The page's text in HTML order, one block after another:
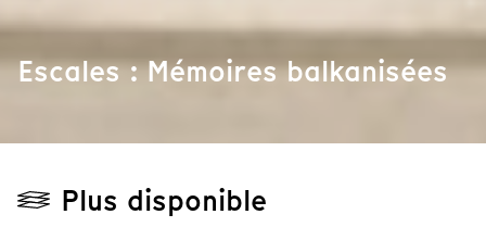
Escales : Mémoires balkanisées
Plus disponible